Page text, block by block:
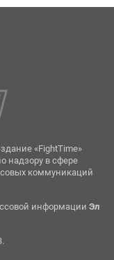
«FightTime»
надзору в сфере
коммуникаций
информации Эл